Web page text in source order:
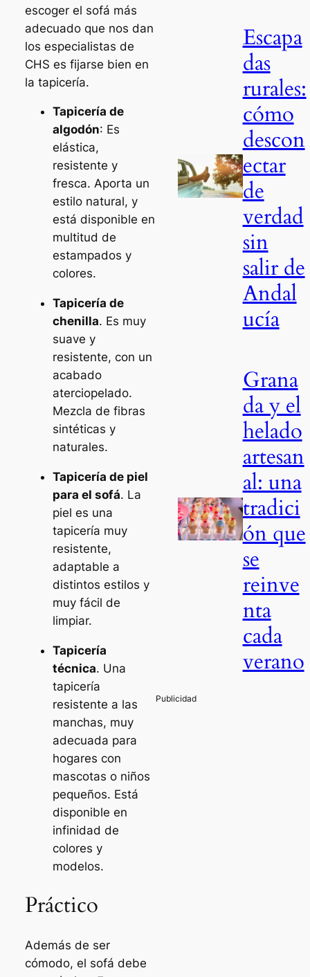
escoger el sofá más
adecuado que nos dan
los especialistas de
CHS es fijarse bien en
la tapicería.
Tapicería de
algodón: Es
elástica,
resistente y
fresca. Aporta un
estilo natural, y
está disponible en
multitud de
estampados y
colores.
Tapicería de
chenilla. Es muy
suave y
resistente, con un
acabado
aterciopelado.
Mezcla de fibras
sintéticas y
naturales.
Tapicería de piel
para el sofá. La
piel es una
tapicería muy
resistente,
adaptable a
distintos estilos y
muy fácil de
limpiar.
Tapicería
técnica. Una
tapicería
resistente a las
manchas, muy
adecuada para
hogares con
mascotas o niños
pequeños. Está
disponible en
infinidad de
colores y
modelos.
Práctico
Además de ser
cómodo, el sofá debe
Escapa
das
rurales:
cómo
descon
ectar
de
verdad
sin
salir de
Andal
ucía
Grana
da y el
helado
artesan
al: una
tradici
ón que
se
reinve
nta
cada
verano